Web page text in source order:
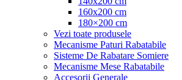
160x200 cm
180×200 cm
Vezi toate produsele
Mecanisme Paturi Rabatabile
Sisteme De Rabatare Somiere
Mecanisme Mese Rabatabile
Accesorii Generale